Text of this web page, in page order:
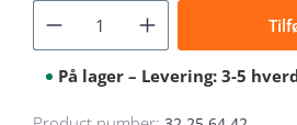
På lager – Levering: 3-5